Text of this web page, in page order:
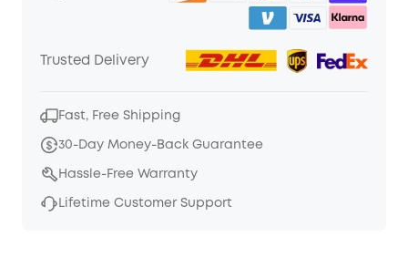
Trusted Delivery
Fast, Free Shipping
30-Day Money-Back Guarantee
Hassle-Free Warranty
Lifetime Customer Support